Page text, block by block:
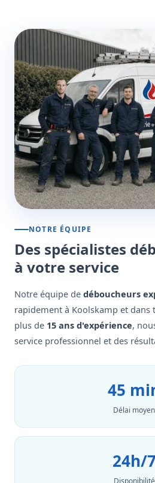
NOTRE ÉQUIPE
Des spécialistes
à votre service
Notre équipe de déboucheurs
rapidement à Koolskamp et dans
plus de 15 ans d'expérience,
service professionnel et des
45
Délai moyen
24h/7
Disponibilité